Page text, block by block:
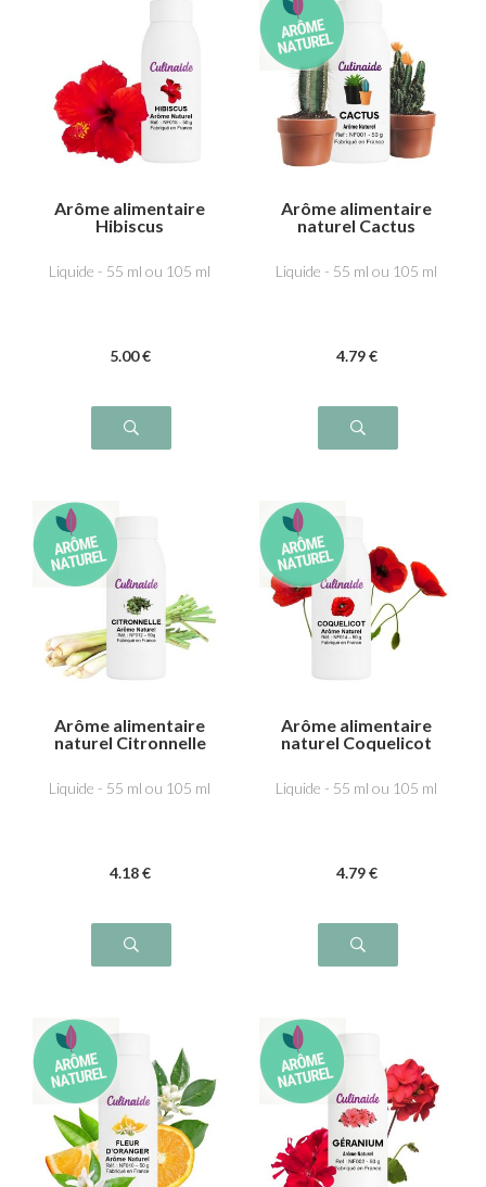
Arôme alimentaire
Hibiscus
Liquide - 55 ml ou 105 ml
5.00 €
Arôme alimentaire
naturel Cactus
Liquide - 55 ml ou 105 ml
4.79 €
Arôme alimentaire
naturel Citronnelle
Liquide - 55 ml ou 105 ml
4.18 €
Arôme alimentaire
naturel Coquelicot
Liquide - 55 ml ou 105 ml
4.79 €